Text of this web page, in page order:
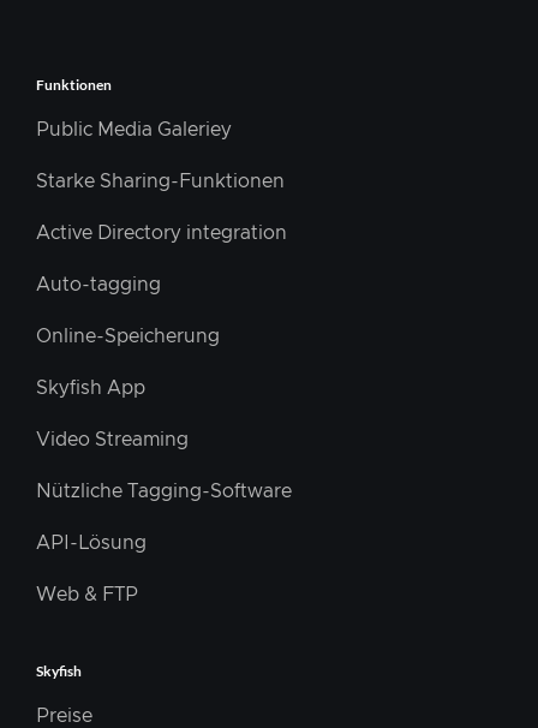
Funktionen
Public Media Galeriey
Starke Sharing-Funktionen
Active Directory integration
Auto-tagging
Online-Speicherung
Skyfish App
Video Streaming
Nützliche Tagging-Software
API-Lösung
Web & FTP
Skyfish
Preise